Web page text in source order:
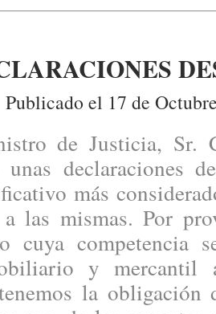
Publicado el 17 de
de Justicia, Sr.
unas declaraciones
más
las mismas. Por
cuya competencia
y mercantil
la